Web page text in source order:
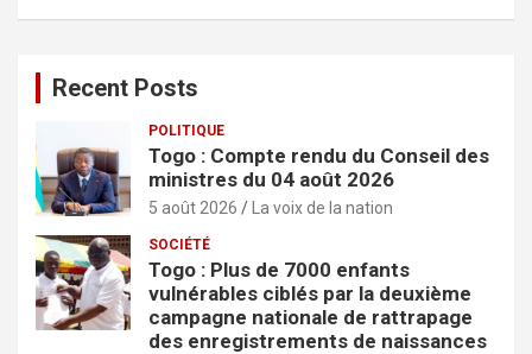
h
Recent Posts
POLITIQUE
Togo : Compte rendu du Conseil des
ministres du 04 août 2026
5 août 2026 La voix de la nation
SOCIÉTÉ
Togo : Plus de 7000 enfants
vulnérables ciblés par la deuxième
campagne nationale de rattrapage
des enregistrements de naissances